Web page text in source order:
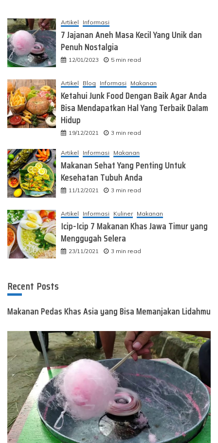
Artikel Informasi
7 Jajanan Aneh Masa Kecil Yang Unik dan
Penuh Nostalgia
12/01/2023 5 min read
Artikel Blog Informasi Makanan
Ketahui Junk Food Dengan Baik Agar Anda
Bisa Mendapatkan Hal Yang Terbaik Dalam
Hidup
19/12/2021 3 min read
Artikel Informasi Makanan
Makanan Sehat Yang Penting Untuk
Kesehatan Tubuh Anda
11/12/2021 3 min read
Artikel Informasi Kuliner Makanan
Icip-Icip 7 Makanan Khas Jawa Timur yang
Menggugah Selera
23/11/2021 3 min read
Recent Posts
Makanan Pedas Khas Asia yang Bisa Memanjakan Lidahmu